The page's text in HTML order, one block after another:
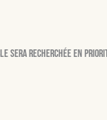
sera recherchée en